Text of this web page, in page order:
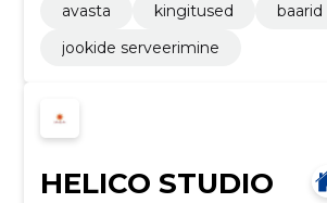
avasta
kingitused
baarid
jookide serveerimine
HELICO STUDIO